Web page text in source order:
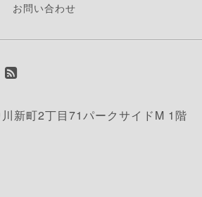
お問い合わせ
新町2丁目71パークサイドM 1階